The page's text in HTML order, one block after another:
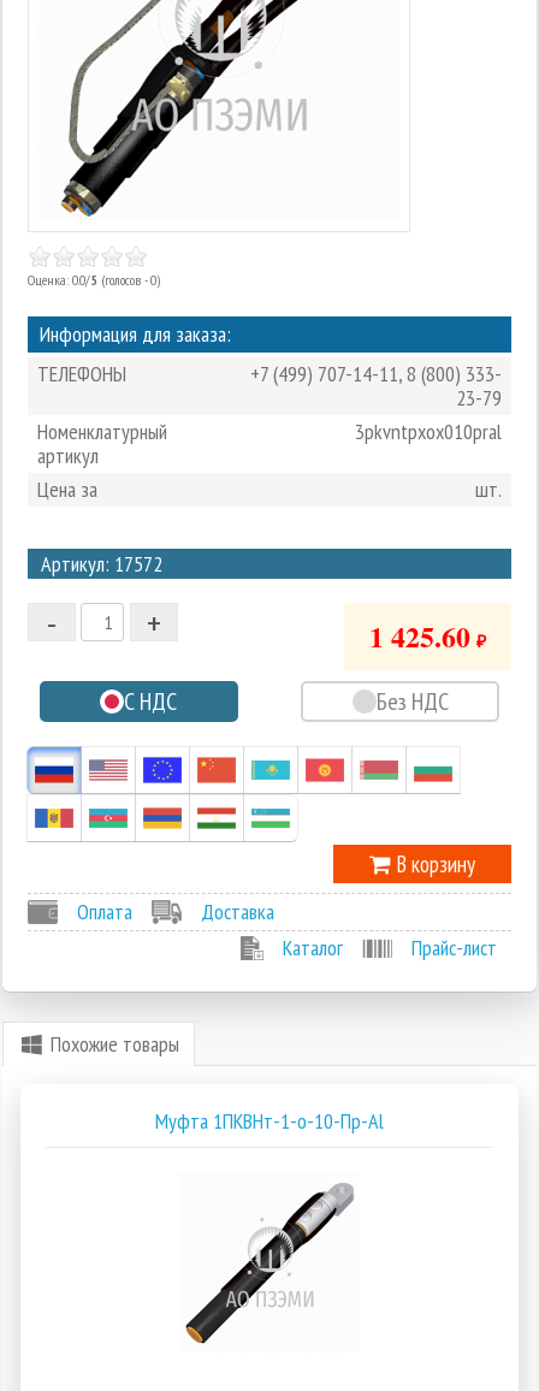
Оценка: 0.0/5 (голосов - 0)
Информация для заказа:
ТЕЛЕФОНЫ
+7 (499) 707-14-11,8 (800) 333-
23-79
Номенклатурный
артикул
3pkvntpxox010pral
Цена за шт.
Артикул: 17572
2
1
-1
+
- 1 425.60 ₽
С НДС Без НДС
В корзину
Оплата
Доставка
Каталог
Прайс-лист
Похожие товары
Муфта 1ПКВНт-1-о-10-Пр-Al